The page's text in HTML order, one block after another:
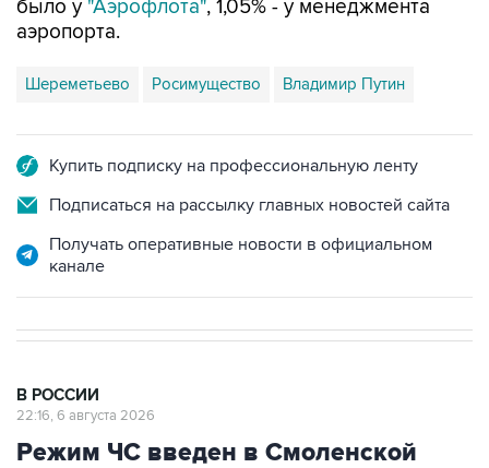
Шереметьево
Подписаться на рассылку главных новостей сайта
Получать оперативные новости в официальном
канале
Режим ЧС введен в Смоленской
области после урагана